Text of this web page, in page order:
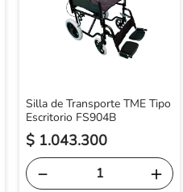
Silla de Transporte TME Tipo
Escritorio FS904B
$ 1.043.300
＋
－